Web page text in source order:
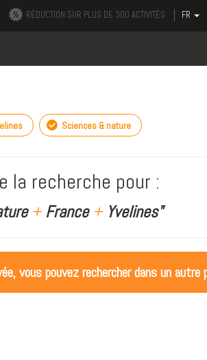
RÉDUCTION SUR PLUS DE 300 ACTIVITÉS FR
Sciences & nature
la recherche pour :
+France +Yvelines"
vous pouvez rechercher dans un